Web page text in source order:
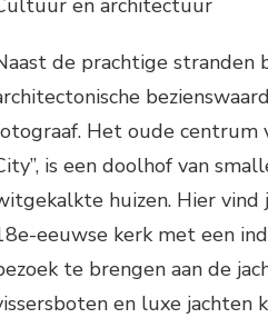
en architectuur
de prachtige stranden
Het oude centrum
is een doolhof van
huizen. Hier vind
eeuwse kerk met een
te brengen aan de
en luxe